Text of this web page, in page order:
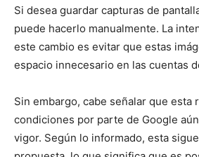
Si desea guardar capturas de
puede hacerlo manualmente. La
este cambio es evitar que estas
espacio innecesario en las cuentas
Sin embargo, cabe señalar que esta
condiciones por parte de Google
vigor. Según lo informado, esta